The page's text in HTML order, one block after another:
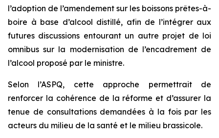
l’adoption de l’amendement sur les boissons prêtes-à-
boire à base d’alcool distillé, afin de l’intégrer aux
futures discussions entourant un autre projet de loi
omnibus sur la modernisation de l’encadrement de
l’alcool proposé par le ministre.
Selon l’ASPQ, cette approche permettrait de
renforcer la cohérence de la réforme et d’assurer la
tenue de consultations demandées à la fois par les
acteurs du milieu de la santé et le milieu brassicole.